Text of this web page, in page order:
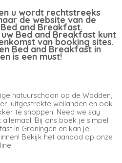
u wordt rechtstreeks
de website van de
and Breakfast.
Bed and Breakfast kunt
van booking sites.
Bed and Breakfast in
is een must!
natuurschoon op de Wadden,
uitgestrekte weilanden en ook
te shoppen. Need we say
Bij ons boek je simpel
in Groningen en kan je
Bekijk het aanbod op onze